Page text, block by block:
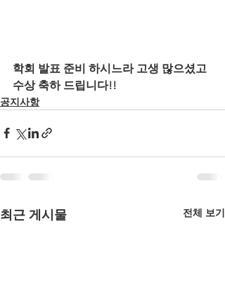
학회 발표 준비 하시느라 고생 많으셨고
수상 축하 드립니다!!
공지사항
최근 게시물 전체 보기